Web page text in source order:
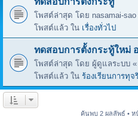
โพสต์ล่าสุด โดย nasamai-sao
โพสต์แล้ว ใน เรื่องทั่วไป
ทดสอบการตั้งกระทู้ใหม่
โพสต์ล่าสุด โดย ผู้ดูแลระบบ «
โพสต์แล้ว ใน ร้องเรียนการทุจ
ค้นพบ 2 ผลลัพธ์ • ห